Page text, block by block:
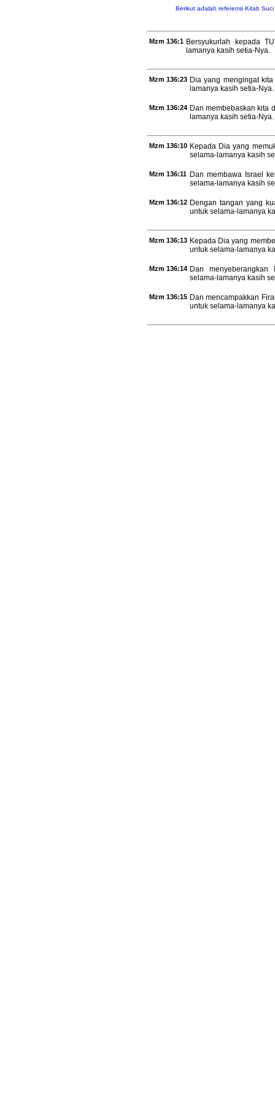
Berikut adalah referensi Kitab
Mzm 136:1 Bersyukurlah kepada
lamanya kasih setia-Nya.
Mzm 136:23 Dia yang mengingat
lamanya kasih setia-Nya.
Mzm 136:24 Dan membebaskan kita
lamanya kasih setia-Nya.
Mzm 136:10 Kepada Dia yang
selama-lamanya kasih
Mzm 136:11 Dan membawa Israel
selama-lamanya kasih
Mzm 136:12 Dengan tangan yang
untuk selama-lamanya
Mzm 136:13 Kepada Dia yang
untuk selama-lamanya
Mzm 136:14 Dan
selama-lamanya kasih
Mzm 136:15 Dan mencampakkan
untuk selama-lamanya